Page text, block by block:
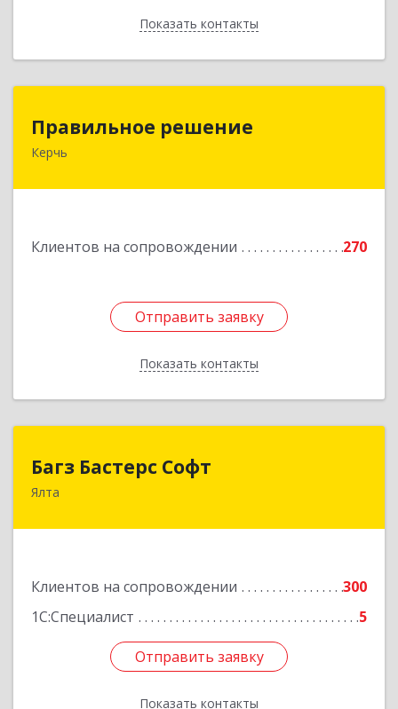
Показать контакты
Назад
Правильное решение
Керчь
Клиентов на сопровождении 270
Отправить заявку
Показать контакты
298330, Крым Респ, Керчь г, Адмиралтейский
Отправить заявку
Назад
Багз Бастерс Софт
Ялта
Клиентов на сопровождении
300
1С:Специалист
5
Отправить заявку
Показать контакты
Багз Бастерс Софт
298603, Крым Респ, Ялта г, Свердлова ул, дом №
Отправить заявку
Назад